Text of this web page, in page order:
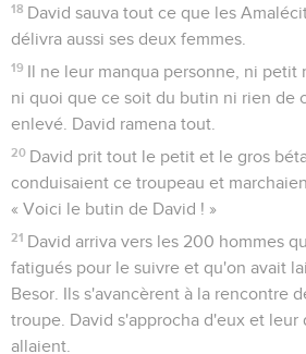
18 David sauva tout ce que les
délivra aussi ses deux femmes.
19 Il ne leur manqua personne, ni petit
ni quoi que ce soit du butin ni rien de
enlevé. David ramena tout.
20 David prit tout le petit et le gros
conduisaient ce troupeau et
« Voici le butin de David ! »
21 David arriva vers les 200 hommes
fatigués pour le suivre et qu'on avait
Besor. Ils s'avancèrent à la rencontre
troupe. David s'approcha d'eux et leur
allaient.